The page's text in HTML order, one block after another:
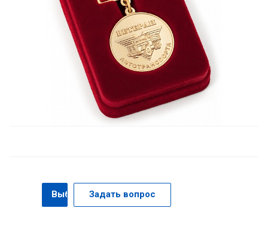
ВыбратьЗадать вопрос